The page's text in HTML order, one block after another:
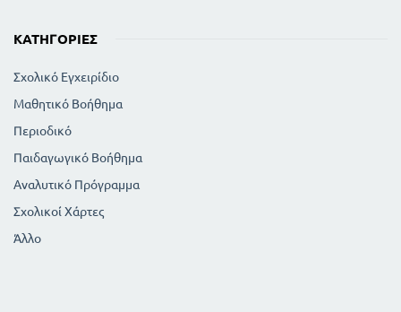
ΚΑΤΗΓΟΡΊΕΣ
Σχολικό Εγχειρίδιο
Μαθητικό Βοήθημα
Περιοδικό
Παιδαγωγικό Βοήθημα
Αναλυτικό Πρόγραμμα
Σχολικοί Χάρτες
Άλλο